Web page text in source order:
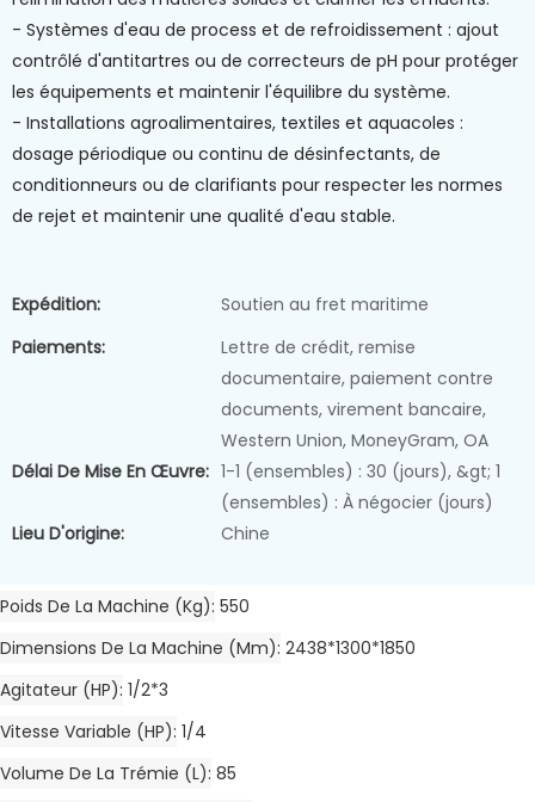
- Systèmes d'eau de process et de refroidissement : ajout
contrôlé d'antitartres ou de correcteurs de pH pour protéger
les équipements et maintenir l'équilibre du système.
- Installations agroalimentaires, textiles et aquacoles :
dosage périodique ou continu de désinfectants, de
conditionneurs ou de clarifiants pour respecter les normes
de rejet et maintenir une qualité d'eau stable.
Expédition:
Soutien au fret maritime
Paiements:
Lettre de crédit, remise
documentaire, paiement contre
documents, virement bancaire,
Western Union, MoneyGram, OA
Délai De Mise En Œuvre: 1-1 (ensembles) : 30 (jours), &gt; 1
(ensembles) : À négocier (jours)
Lieu D'origine:
Chine
Poids De La Machine (kg) 550
Dimensions De La Machine (mm) 2438*1300*1850
Agitateur (HP) 1/2*3
Vitesse Variable (HP) 1/4
Volume De La Trémie (L) 85